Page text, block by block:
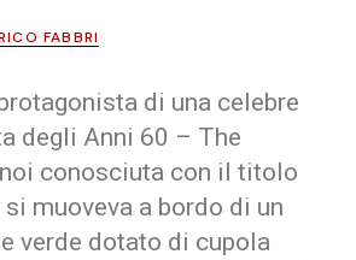
FABBRI
di una celebre
degli Anni 60 – The
conosciuta con il titolo
si muoveva a bordo di un
verde dotato di cupola